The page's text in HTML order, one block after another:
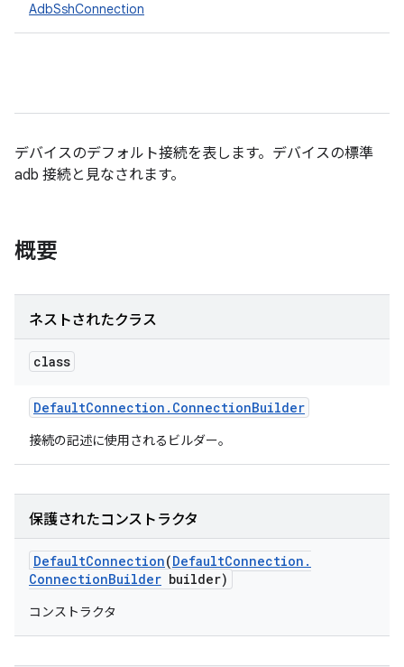
AdbSshConnection
デバイスのデフォルト接続を表します。デバイスの標準
adb 接続と見なされます。
概要
ネストされたクラス
class
DefaultConnection . ConnectionBuilder
接続の記述に使用されるビルダー。
保護されたコンストラクタ
DefaultConnection(DefaultConnection .
ConnectionBuilder builder)
コンストラクタ